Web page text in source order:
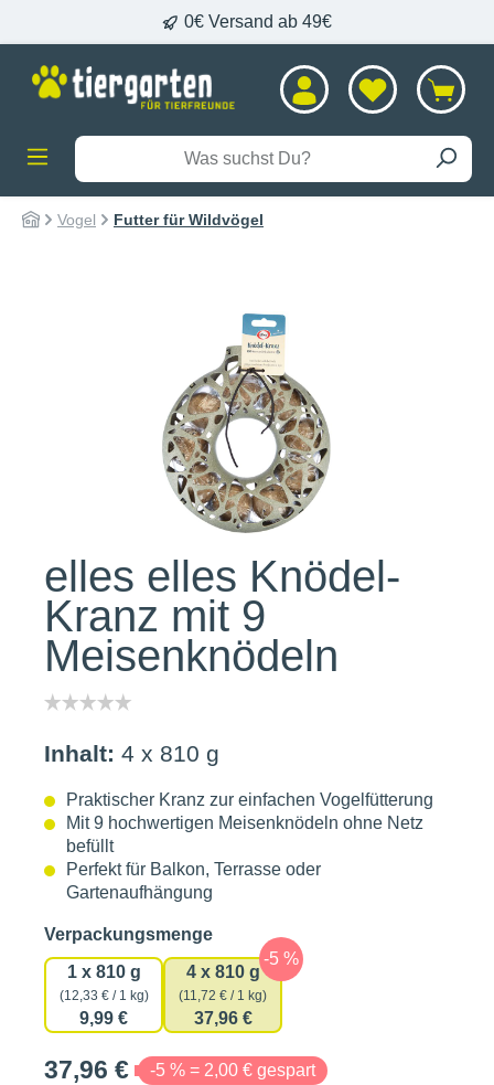
0€ Versand ab 49€
Vogel Futter für Wildvögel
elles elles Knödel-
Kranz mit 9
Meisenknödeln
Inhalt: 4 x 810 g
Praktischer Kranz zur einfachen Vogelfütterung
Mit 9 hochwertigen Meisenknödeln ohne Netz
befüllt
Perfekt für Balkon, Terrasse oder
Gartenaufhängung
Verpackungsmengeauswählen
1 x 810 g
(12,33 € / 1 kg)
9,99 €
4 x 810 g
(11,72 € / 1 kg)
37,96 €
37,96 € -5 % = 2,00 € gespart